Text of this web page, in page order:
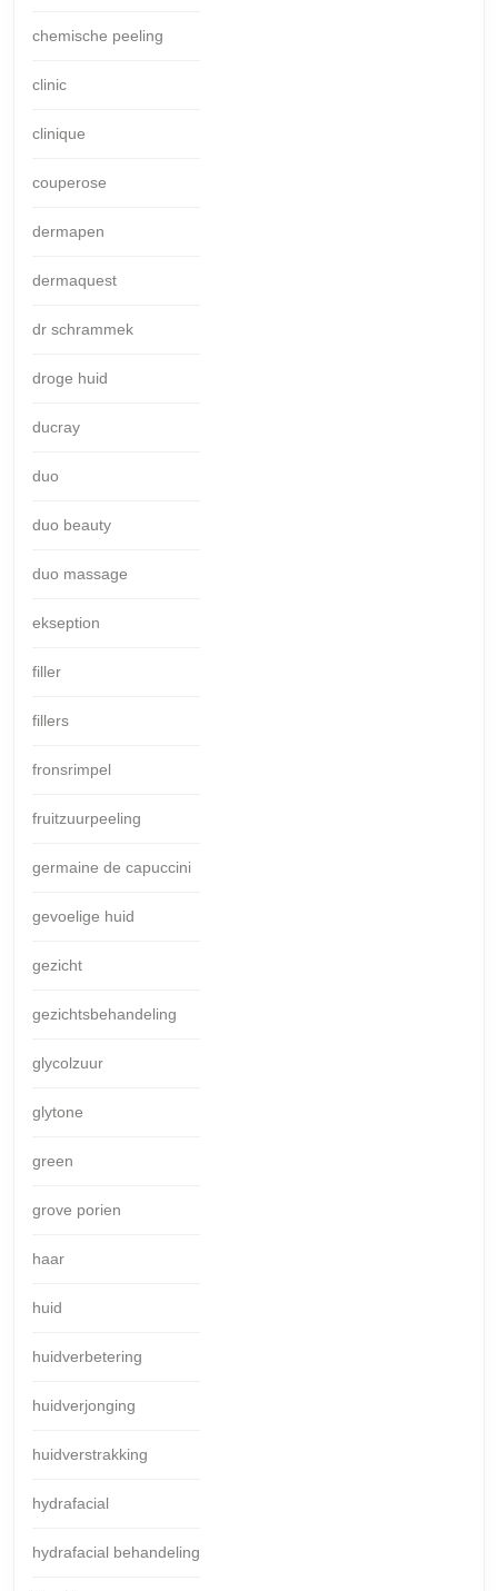
chemische peeling
clinic
clinique
couperose
dermapen
dermaquest
dr schrammek
droge huid
ducray
duo
duo beauty
duo massage
ekseption
filler
fillers
fronsrimpel
fruitzuurpeeling
germaine de capuccini
gevoelige huid
gezicht
gezichtsbehandeling
glycolzuur
glytone
green
grove porien
haar
huid
huidverbetering
huidverjonging
huidverstrakking
hydrafacial
hydrafacial behandeling